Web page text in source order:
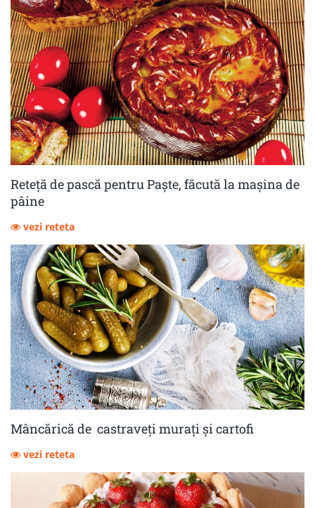
Reteță de pască pentru Paște, făcută la mașina de
pâine
vezi reteta
Mâncărică de castraveţi muraţi şi cartofi
vezi reteta